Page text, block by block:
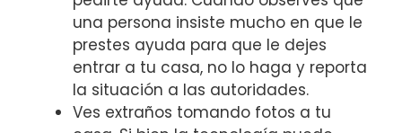
una persona insiste mucho en que le
prestes ayuda para que le dejes
entrar a tu casa, no lo haga y reporta
la situación a las autoridades.
Ves extraños tomando fotos a tu